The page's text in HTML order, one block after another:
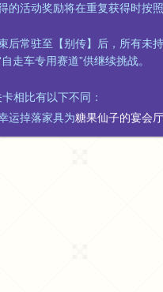
的活动奖励将在重复获得时按
后常驻至【别传】后，所有未
走车专用赛道”供继续挑战。
相比有以下不同：
运掉落家具为糖果仙子的宴会厅